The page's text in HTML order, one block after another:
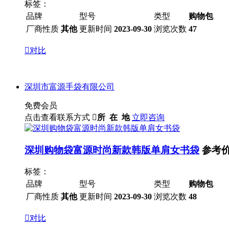
标签：
品牌
型号 类型
购物包
厂商性质 其他 更新时间 2023-09-30 浏览次数 47
对比
深圳市富源手袋有限公司
免费会员
点击查看联系方式 所 在 地 立即咨询
深圳购物袋富源时尚新款韩版单肩女书袋 参考
标签：
品牌
型号 类型
购物包
厂商性质 其他 更新时间 2023-09-30 浏览次数 48
对比